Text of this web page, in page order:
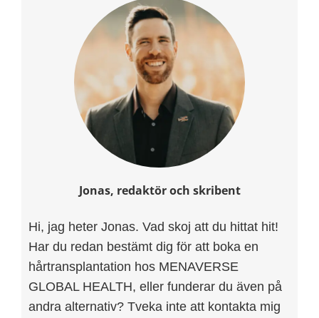
Jonas, redaktör och skribent
Hi, jag heter Jonas. Vad skoj att du hittat hit!
Har du redan bestämt dig för att boka en
hårtransplantation hos MENAVERSE
GLOBAL HEALTH, eller funderar du även på
andra alternativ? Tveka inte att kontakta mig